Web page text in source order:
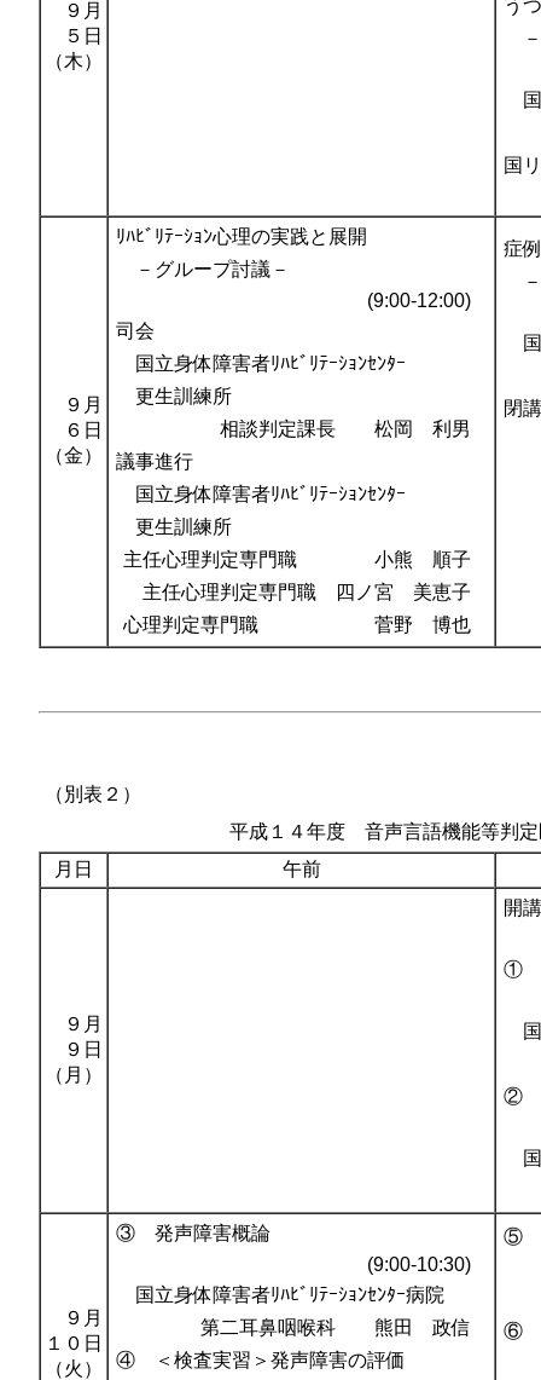
９月
５日
（木）
う
－
国
国
９月
６日
（金）
ﾘﾊﾋﾞﾘﾃｰｼｮﾝ心理の実践と展開
－グループ討議－
(9:00-12:00)
司会
国立身体障害者ﾘﾊﾋﾞﾘﾃｰｼｮﾝｾﾝﾀｰ
更生訓練所
相談判定課長 松岡 利男
議事進行
国立身体障害者ﾘﾊﾋﾞﾘﾃｰｼｮﾝｾﾝﾀｰ
更生訓練所
主任心理判定専門職 小熊 順子
主任心理判定専門職 四ノ宮 美恵子
心理判定専門職 菅野 博也
症
－
国
閉
（別表２）
平成１４年度 音声言語機能等判定
月日
午前
９月
９日
（月）
開
①
国
②
国
９月
１０日
（火）
③ 発声障害概論
(9:00-10:30)
国立身体障害者ﾘﾊﾋﾞﾘﾃｰｼｮﾝｾﾝﾀｰ病院
第二耳鼻咽喉科 熊田 政信
④ ＜検査実習＞発声障害の評価
⑤
⑥